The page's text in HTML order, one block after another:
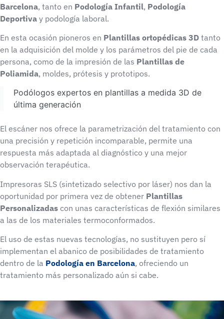
Barcelona, tanto en Podología Infantil, Podología
Deportiva y podología laboral.
En esta ocasión pioneros en Plantillas ortopédicas 3D tanto
en la adquisición del molde y los parámetros del pie de cada
persona, como de la impresión de las Plantillas de
Poliamida, moldes, prótesis y prototipos.
Podólogos expertos en plantillas a medida 3D de
última generación
El escáner nos ofrece la parametrización del tratamiento con
una precisión y repetición incomparable, permite una
respuesta más adaptada al diagnóstico y una mejor
observación terapéutica.
Impresoras SLS (sintetizado selectivo por láser) nos dan la
oportunidad por primera vez de obtener Plantillas
Personalizadas con unas características de flexión similares
a las de los materiales termoconformados.
El uso de estas nuevas tecnologías, no sustituyen pero sí
implementan el abanico de posibilidades de tratamiento
dentro de la Podología en Barcelona, ofreciendo un
tratamiento más personalizado aún si cabe.